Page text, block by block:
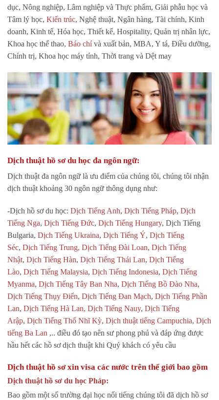
dục, Nông nghiệp, Lâm nghiệp và Thực phẩm, Giải phẫu học và
Tâm lý học, Kiến trúc, Nghệ thuật, Ngân hàng, Tài chính, Kinh
doanh, Kinh tế, Hóa học, Thiết kế, Hospitality, Quản trị nhân lực,
Khoa học thể thao, Báo chí và xuất bản, MBA, Y tá, Điều dưỡng,
Chính trị, Khoa học máy tính, Thời trang và Dệt may
Dịch thuật hồ sơ du học đa ngôn ngữ:
Dịch thuật đa ngôn ngữ là ưu điểm của chúng tôi, chúng tôi nhận
dịch thuật khoảng 30 ngôn ngữ thông dụng như:
-Dịch hồ sơ du học: Dịch Tiếng Anh, Dịch Tiếng Pháp, Dịch
Tiếng Nga, Dịch Tiếng Đức, Dịch Tiếng Hungary, Dịch Tiếng
Bulgaria, Dịch Tiếng Ukraina, Dịch Tiếng Ý, Dịch Tiếng
Séc, Dịch Tiếng Trung, Dịch Tiếng Đài Loan, Dịch Tiếng
Nhật, Dịch Tiếng Hàn, Dịch Tiếng Thái Lan, Dịch Tiếng
Lào, Dịch Tiếng Malaysia, Dịch Tiếng Indonesia, Dịch Tiếng
Myanma, Dịch Tiếng Tây Ban Nha, Dịch Tiếng Bồ Đào Nha,
Dịch Tiếng Thụy Điển, Dịch Tiếng Đan Mạch, Dịch Tiếng Phần
Lan, Dịch Tiếng Hà Lan, Dịch Tiếng Nauy, Dịch Tiếng
Arập, Dịch Tiếng Thổ Nhĩ Kỳ, Dịch thuật tiếng Campuchia, Dịch
tiếng Ba Lan ,.. điều đó tạo nên sư phong phú và đáp ứng được
hầu hết các hồ sơ dịch thuật khi Quý khách có yêu cầu
Dịch thuật hồ sơ xin visa các nước trên thế giới bao gồm
Dịch thuật hồ sơ du học Pháp:
Bao gồm một số trường đại học nổi tiếng chúng tôi đã dịch hồ sơ